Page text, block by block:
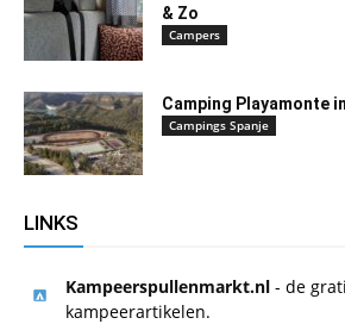
& Zo
Campers
Camping Playamonte
Campings Spanje
LINKS
Kampeerspullenmarkt.nl - de
kampeerartikelen.